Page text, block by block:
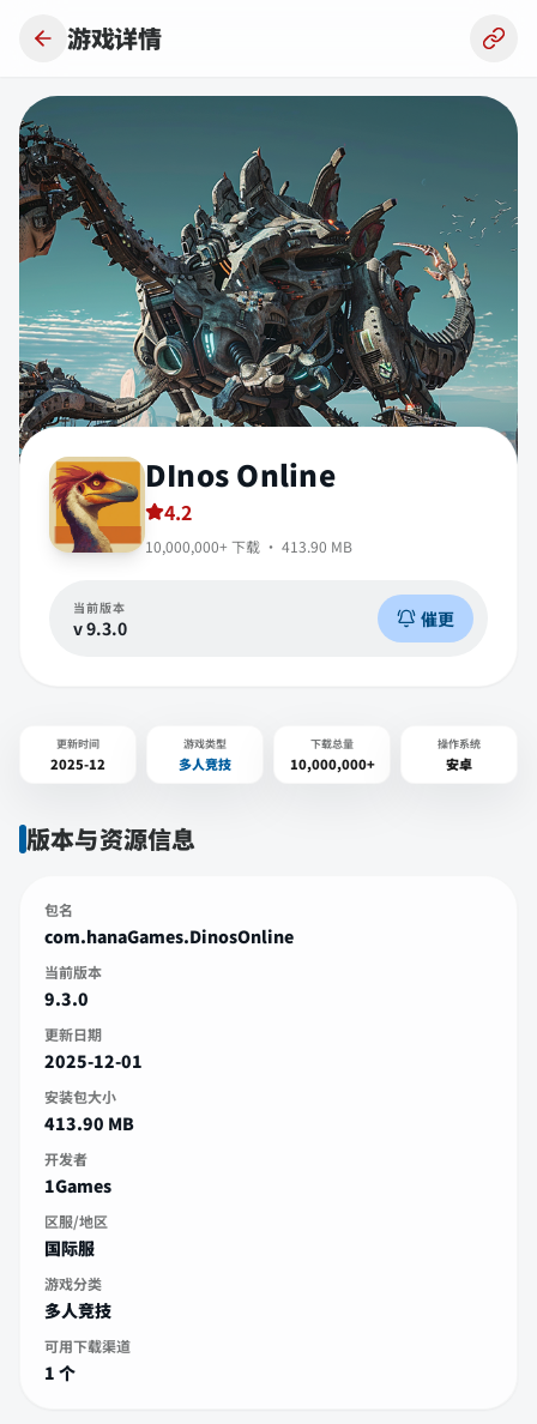
游戏详情
DInos Online
4.2
10,000,000+ 下载 · 413.90 MB
当前版本
v9.3.0 催更
更新时间
2025-12
游戏类型
多人竞技
下载总量
10,000,000+
操作系统
安卓
版本与资源信息
包名
com.hanaGames.DinosOnline
当前版本
9.3.0
更新日期
2025-12-01
安装包大小
413.90 MB
开发者
1Games
区服/地区
国际服
游戏分类
多人竞技
可用下载渠道
1 个